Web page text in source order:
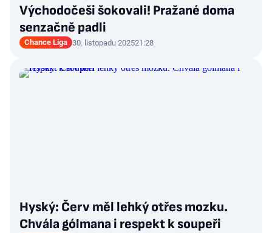
Východočeši šokovali! Pražané doma
senzačně padli
Chance Liga 30. listopadu 202521:28
Hyský: Červ měl lehký otřes mozku.
Chvála gólmana i respekt k soupeři